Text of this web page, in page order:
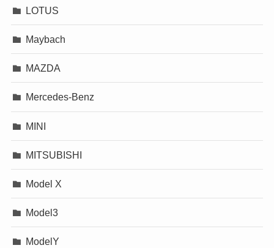
LOTUS
Maybach
MAZDA
Mercedes-Benz
MINI
MITSUBISHI
Model X
Model3
ModelY